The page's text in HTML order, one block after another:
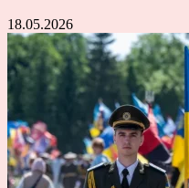
18.05.2026